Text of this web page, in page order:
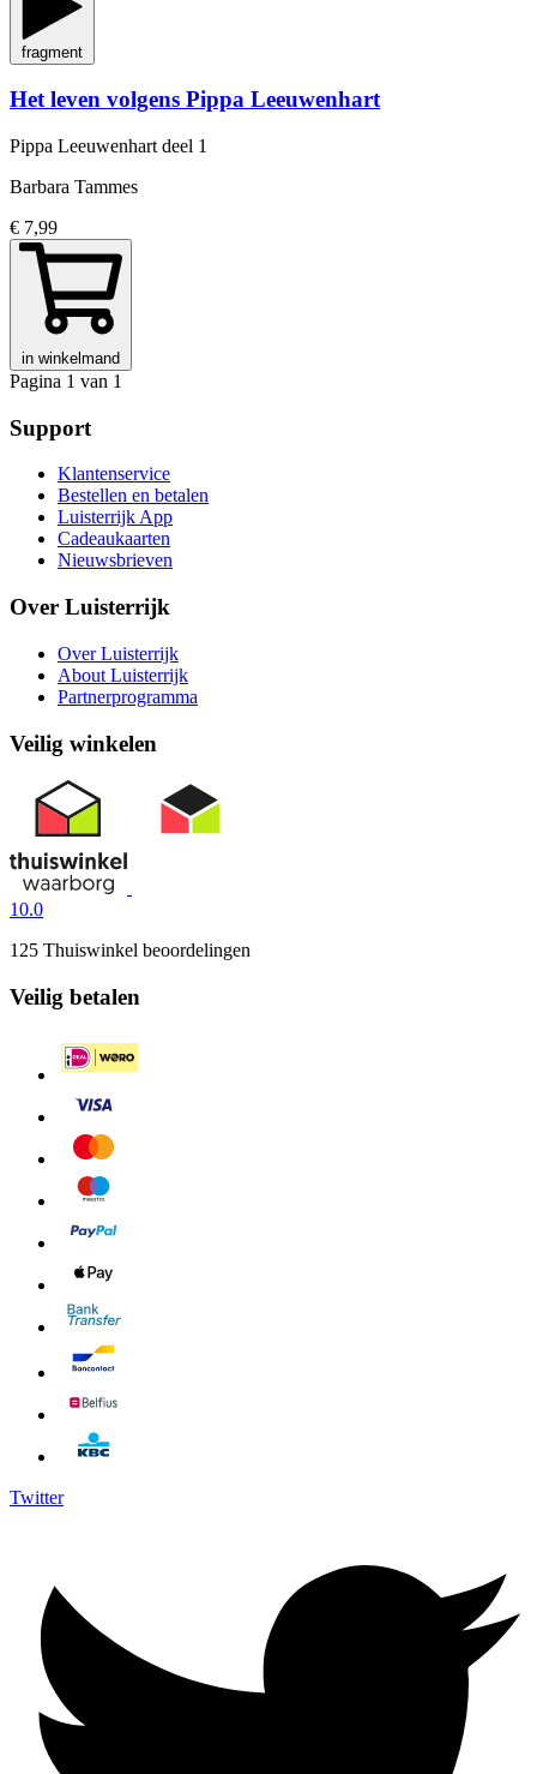
fragment
Het leven volgens Pippa Leeuwenhart
Pippa Leeuwenhart deel 1
Barbara Tammes
€ 7,99
in winkelmand
Pagina 1 van 1
Support
Klantenservice
Bestellen en betalen
Luisterrijk App
Cadeaukaarten
Nieuwsbrieven
Over Luisterrijk
Over Luisterrijk
About Luisterrijk
Partnerprogramma
Veilig winkelen
10.0
125 Thuiswinkel beoordelingen
Veilig betalen
Twitter